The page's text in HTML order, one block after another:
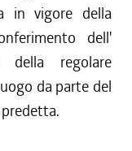
in vigore della
dell'
regolare
da parte del